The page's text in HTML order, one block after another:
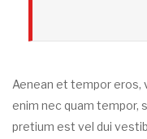
Aenean et tempor eros,
enim nec quam tempor,
pretium est vel dui